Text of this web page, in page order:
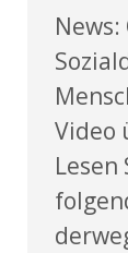
Video